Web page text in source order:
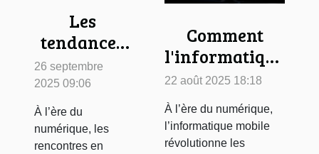
Les
tendances
actuelles
dans le
monde des
rencontres
en ligne
26 septembre
2025 09:06
À l’ère du
numérique, les
rencontres en
Comment
l'informatique
mobile
transforme les
interventions
d'urgence ?
22 août 2025 18:18
À l’ère du numérique,
l’informatique mobile
révolutionne les